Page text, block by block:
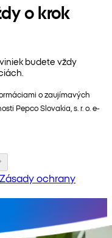
o krok
budete vždy
o zaujímavých
Pepco Slovakia, s. r. o. e-
Zásady ochrany